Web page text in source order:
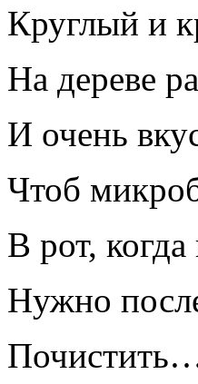
Круглый и
На дереве
И очень
Чтоб
В рот,
Нужно